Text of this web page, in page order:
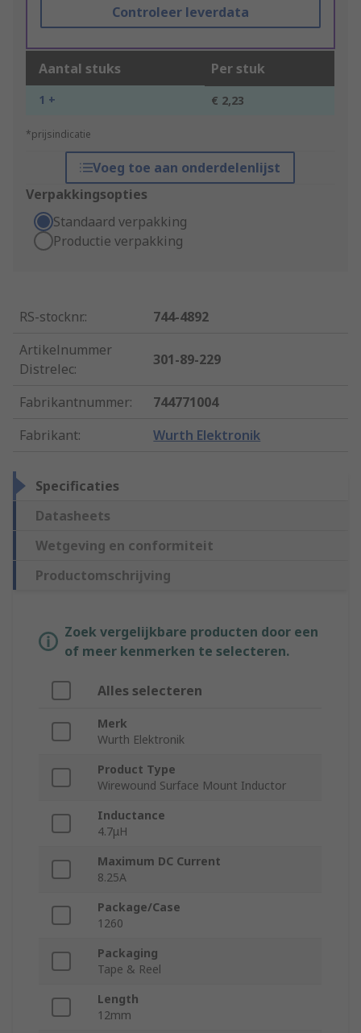
Controleer leverdata
Aantal stuks Per stuk
1 + € 2,23
*prijsindicatie
Voeg toe aan onderdelenlijst
Verpakkingsopties
Standaard verpakking
Productie verpakking
RS-stocknr.:
744-4892
Artikelnummer
Distrelec:
301-89-229
Fabrikantnummer:
744771004
Fabrikant: Wurth Elektronik
Specificaties
Datasheets
Wetgeving en conformiteit
Productomschrijving
Zoek vergelijkbare producten door een
of meer kenmerken te selecteren.
Alles selecteren
Merk
Wurth Elektronik
Product Type
Wirewound Surface Mount Inductor
Inductance
4.7μH
Maximum DC Current
8.25A
Package/Case
1260
Packaging
Tape & Reel
Length
12mm